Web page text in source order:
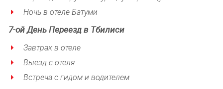
Ночь в отеле Батуми
7-ойДеньПереезд в Тбилиси
Завтрак в отеле
Выезд с отеля
Встреча с гидом и водителем